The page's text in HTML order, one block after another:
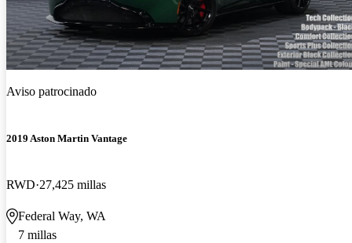
Aviso patrocinado
2019 Aston Martin Vantage
RWD 27,425 millas
Federal Way, WA
7 millas